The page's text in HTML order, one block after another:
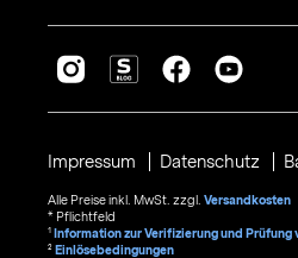
Impressum Datenschutz
Alle Preise inkl. MwSt. zzgl. Versandkosten
* Pflichtfeld
1 Information zur Verifizierung und
² Einlösebedingungen